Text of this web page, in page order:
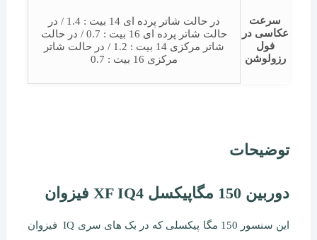
توضیحات
دوربین 150 مگاپیکسل XF IQ4 فیزوان
این سنسور 150 مگا پیکسلی که در بک های سری IQ فیزوان
سرعت
عکاسی در
فول
رزولوشن
در حالت شاتر پرده ای 14 بیت : 1.4 / در
حالت شاتر پرده ای 16 بیت : 0.7 / در حالت
شاتر مرکزی 14 بیت : 1.2 / در حالت شاتر
مرکزی 16 بیت : 0.7